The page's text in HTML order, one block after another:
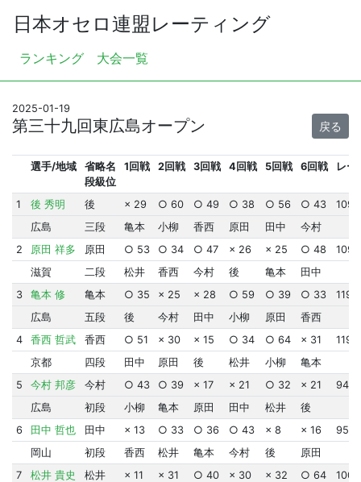
日本オセロ連盟レーティング
ランキング 大会一覧
2025-01-19
第三十九回東広島オープン 戻る
選手/地域
省略名
段級位
1回戦 2回戦 3回戦 4回戦 5回戦 6回戦 レー
1 後 秀明 後 × 29 ○ 60 ○ 49 ○ 38 ○ 56 ○ 43
広島
三段 亀本 小柳 香西 原田 田中
今村
2
原田 祥多 原田 ○ 53 ○ 34 ○ 47 × 26 × 25 ○ 48
滋賀
二段 松井 香西 今村 後 亀本
田中
3
亀本 修 亀本 ○ 35 × 25 × 28 ○ 59 ○ 39 ○ 33
広島
五段 後 今村 田中 小柳 原田
香西
4
香西 哲武 香西 ○ 51 × 30 × 15 ○ 34 ○ 64 × 31
京都
四段 田中 原田 後 松井 小柳
亀本
5
今村 邦彦 今村 ○ 43 ○ 39 × 17 × 21 ○ 32 × 21
広島
初段 小柳 亀本 原田 田中 松井
後
6
田中 哲也 田中 × 13 ○ 33 ○ 36 ○ 43 × 8 × 16
岡山
初段 香西 松井 亀本 今村 後
原田
7
松井 貴史 松井 × 11 × 31 ○ 40 × 30 × 32 ○ 64